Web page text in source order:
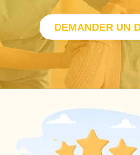
DEMANDER UN